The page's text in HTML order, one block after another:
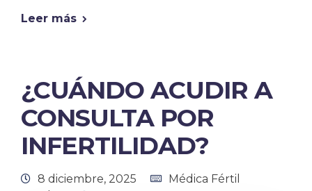
Leer más
¿CUÁNDO ACUDIR A
CONSULTA POR
INFERTILIDAD?
8 diciembre, 2025
Médica Fértil